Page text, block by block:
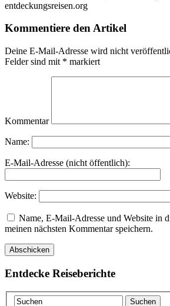
entdeckungsreisen.org
Kommentiere den Artikel
Deine E-Mail-Adresse wird nicht
Felder sind mit * markiert
Kommentar
Name:
E-Mail-Adresse (nicht öffentlich):
Website:
Name, E-Mail-Adresse und Website in
meinen nächsten Kommentar speichern.
Entdecke Reiseberichte